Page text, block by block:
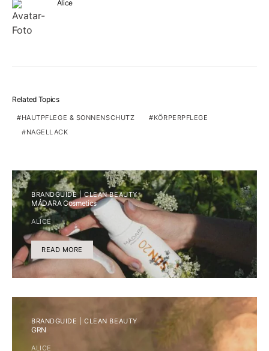
Alice
Related Topics
HAUTPFLEGE & SONNENSCHUTZ
KÖRPERPFLEGE
NAGELLACK
BRANDGUIDE | CLEAN BEAUTY
MÁDARA Cosmetics
ALICE
READ MORE
BRANDGUIDE | CLEAN BEAUTY
GRN
ALICE